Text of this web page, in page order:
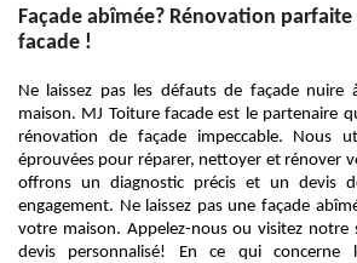
Façade abîmée? Rénovation parfaite
facade !
Ne laissez pas les défauts de façade nuire
maison. MJ Toiture facade est le partenaire
rénovation de façade impeccable. Nous
éprouvées pour réparer, nettoyer et rénover
offrons un diagnostic précis et un devis
engagement. Ne laissez pas une façade
votre maison. Appelez-nous ou visitez
devis personnalisé! En ce qui concerne